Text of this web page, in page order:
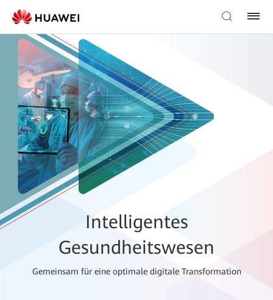
Intelligentes
Gesundheitswesen
Gemeinsam für eine optimale digitale Transformation